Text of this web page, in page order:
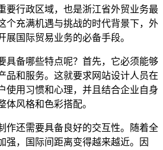
要行政区域，也是浙江省外贸业务最
个充满机遇与挑战的时代背景下，外
展国际贸易业务的必备手段。
具备哪些特点呢？首先，它必须能够
品和服务。这就要求网站设计人员在
使用习惯和心理，并且结合企业自身
体风格和色彩搭配。
作还需要具备良好的交互性。随着全
强，国际间距离变得越来越近。因